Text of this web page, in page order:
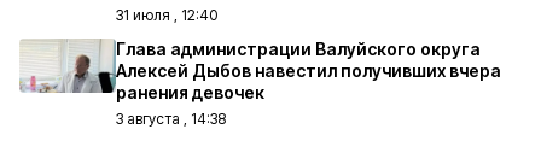
31 июля , 12:40
Глава администрации Валуйского округа
Алексей Дыбов навестил получивших вчера
ранения девочек
3 августа , 14:38